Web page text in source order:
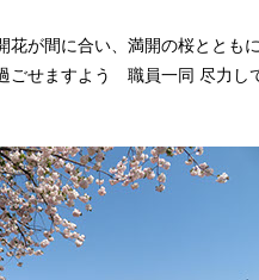
花が間に合い、満開の桜ととも
ごせますよう 職員一同 尽力し